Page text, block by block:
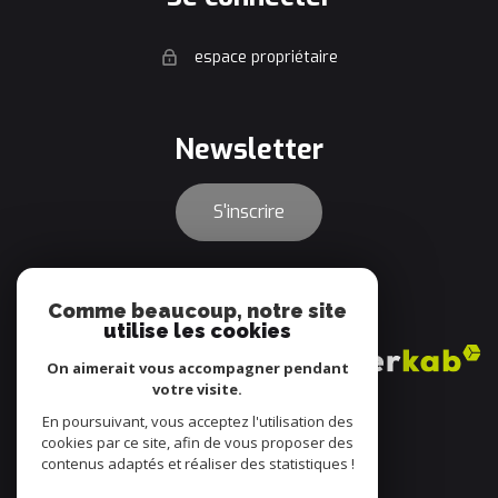
espace propriétaire
newsletter
S'inscrire
adhérents
Comme beaucoup, notre site
utilise les cookies
On aimerait vous accompagner pendant
votre visite.
En poursuivant, vous acceptez l'utilisation des
cookies par ce site, afin de vous proposer des
contenus adaptés et réaliser des statistiques !